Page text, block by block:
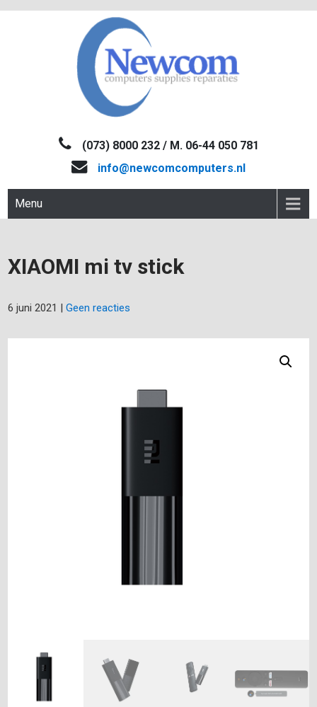
NEWCOM(073) 8000 232 / M. 06-44 050 781
info@newcomcomputers.nl
Menu
XIAOMI mi tv stick
6 juni 2021 |Geen reacties